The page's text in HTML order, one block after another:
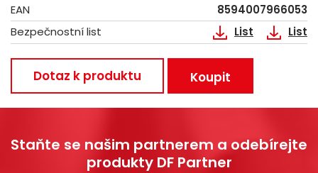
EAN
8594007966053
Bezpečnostní list
List List
Dotaz k produktu Koupit
Staňte se našim partnerem a odebírejte
produkty DF Partner